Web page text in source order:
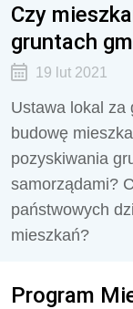
Czy
gruntach
19 lut 2021
Ustawa lokal za
budowę
pozyskiwania
samorządami?
państwowych
mieszkań?
Program